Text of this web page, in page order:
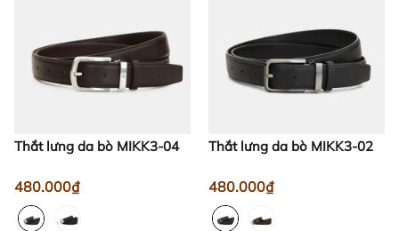
Thắt lưng da bò MIKK3-04
480.000₫
Thắt lưng da bò MIKK3-02
480.000₫